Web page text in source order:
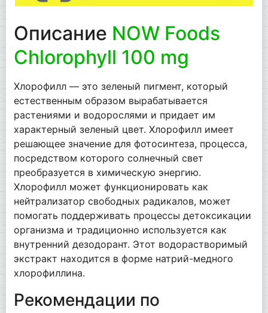
Описание NOW Foods
Chlorophyll 100 mg
Хлорофилл — это зеленый пигмент, который
естественным образом вырабатывается
растениями и водорослями и придает им
характерный зеленый цвет. Хлорофилл имеет
решающее значение для фотосинтеза, процесса,
посредством которого солнечный свет
преобразуется в химическую энергию.
Хлорофилл может функционировать как
нейтрализатор свободных радикалов, может
помогать поддерживать процессы детоксикации
организма и традиционно используется как
внутренний дезодорант. Этот водорастворимый
экстракт находится в форме натрий-медного
хлорофиллина.
Рекомендации по